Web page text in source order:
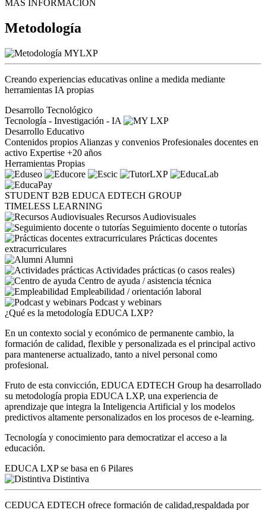
MÁS INFORMACIÓN
Metodología
Creando experiencias educativas online a medida mediante
herramientas IA propias
Desarrollo Tecnológico
Tecnología - Investigación - IA
Desarrollo Educativo
Contenidos propios Alianzas y convenios Profesionales docentes en
activo Expertise +20 años
Herramientas Propias
STUDENT B2B EDUCA EDTECH GROUP
TIMELESS LEARNING
Recursos Audiovisuales
Seguimiento docente o tutorías
Prácticas docentes
extracurriculares
Alumni
Actividades prácticas (o casos reales)
Centro de ayuda / asistencia técnica
Empleabilidad / orientación laboral
Podcast y webinars
¿Qué es la metodología EDUCA LXP?
En un contexto social y económico de permanente cambio, la
formación de calidad, flexible y personalizada es el principal activo
para mantenerse actualizado, tanto a nivel personal como
profesional.
Fruto de esta convicción, EDUCA EDTECH Group ha desarrollado
su metodología propia EDUCA LXP, una experiencia de
aprendizaje que integra la Inteligencia Artificial y los modelos
predictivos altamente personalizados en los procesos de e-learning.
Tecnología y conocimiento para democratizar el acceso a la
educación.
EDUCA LXP se basa en 6 Pilares
Distintiva
CEDUCA EDTECH ofrece formación de calidad,respaldada por